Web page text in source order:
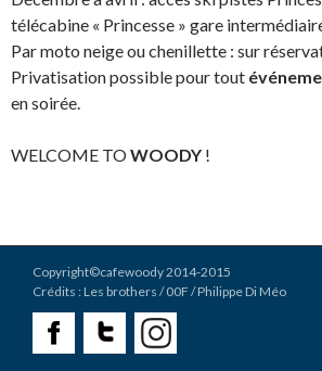
télécabine « Princesse » gare
Par moto neige ou chenillette : sur
Privatisation possible pour tout
en soirée.
WELCOME TOWOODY !
Copyright©cafewoody 2014-2015
Crédits :Les brothers / 00F / Philippe Di Méo